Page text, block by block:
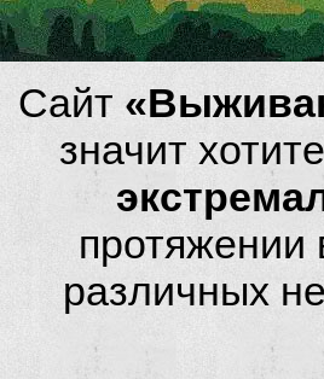
Сайт
значит
протяжении
различных